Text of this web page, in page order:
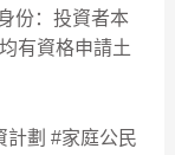
份：投資者本
有資格申請土
計劃 #家庭公民